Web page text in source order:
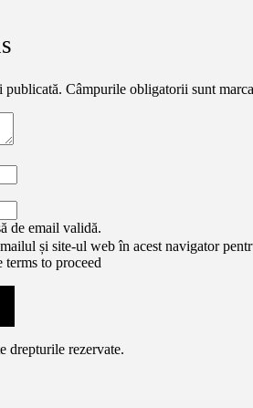
publicată. Câmpurile obligatorii sunt
de email validă.
și site-ul web în acest navigator
terms to proceed
drepturile rezervate.